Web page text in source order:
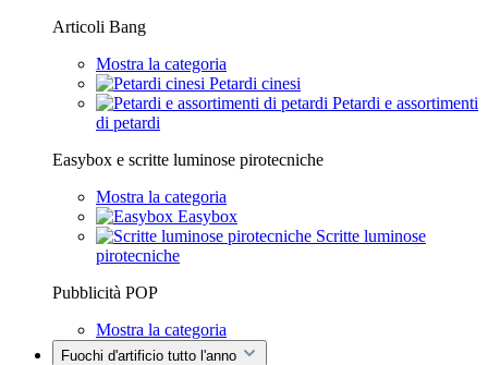
Articoli Bang
Mostra la categoria
Petardi cinesi
Petardi e assortimenti
di petardi
Easybox e scritte luminose pirotecniche
Mostra la categoria
Easybox
Scritte luminose
pirotecniche
Pubblicità POP
Mostra la categoria
Fuochi d'artificio tutto l'anno